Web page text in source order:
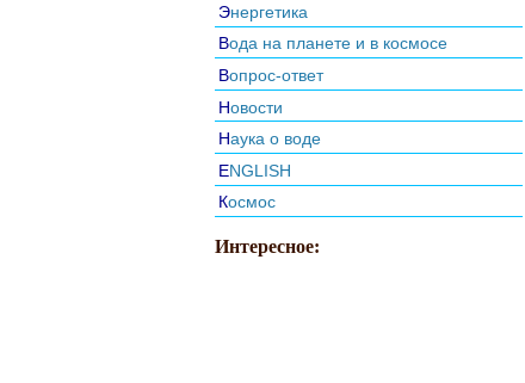
Энергетика
Вода на планете и в космосе
Вопрос-ответ
Новости
Наука о воде
ENGLISH
Космос
Интересное: